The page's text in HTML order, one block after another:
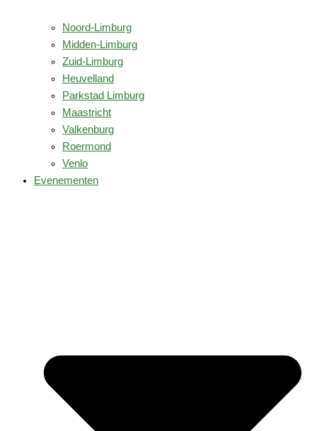
Noord-Limburg
Midden-Limburg
Zuid-Limburg
Heuvelland
Parkstad Limburg
Maastricht
Valkenburg
Roermond
Venlo
Evenementen